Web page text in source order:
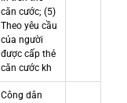
căn cước; (5)
Theo yêu cầu
của người
được cấp thẻ
căn cước kh
Công dân